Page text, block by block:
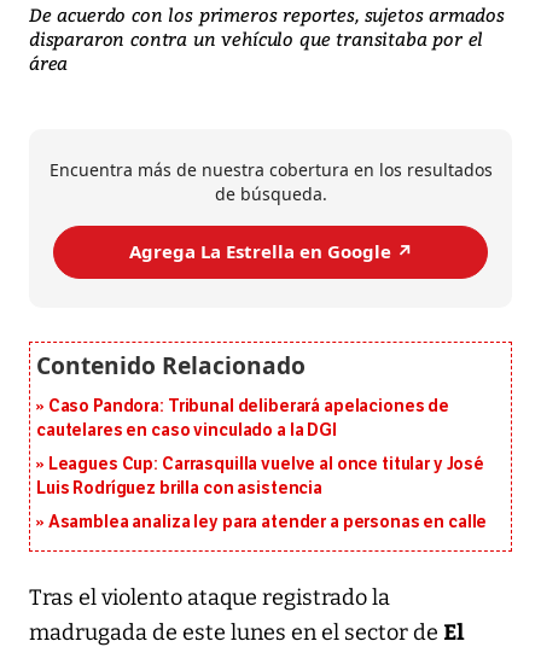
De acuerdo con los primeros reportes, sujetos armados
dispararon contra un vehículo que transitaba por el
área
Encuentra más de nuestra cobertura en los resultados
de búsqueda.
Agrega La Estrella en Google ↗️
Caso Pandora: Tribunal deliberará apelaciones de
cautelares en caso vinculado a la DGI
Leagues Cup: Carrasquilla vuelve al once titular y José
Luis Rodríguez brilla con asistencia
Asamblea analiza ley para atender a personas en calle
Tras el violento ataque registrado la
madrugada de este lunes en el sector de El